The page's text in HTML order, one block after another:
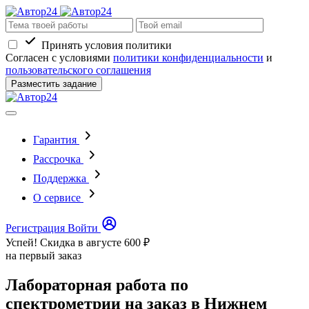
Принять условия политики
Согласен с условиями политики конфиденциальности и
пользовательского соглашения
Разместить задание
Гарантия
Рассрочка
Поддержка
О сервисе
Регистрация Войти
Успей! Скидка в августе 600 ₽
на первый заказ
Лабораторная работа по
спектрометрии на заказ в Нижнем